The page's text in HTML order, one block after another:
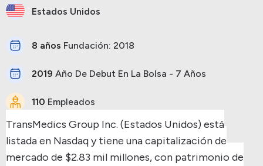
Estados Unidos
8 años Fundación: 2018
2019 Año De Debut En La Bolsa - 7 Años
110 Empleados
TransMedics Group Inc. (Estados Unidos) está
listada en Nasdaq y tiene una capitalización de
mercado de $2.83 mil millones, con patrimonio de